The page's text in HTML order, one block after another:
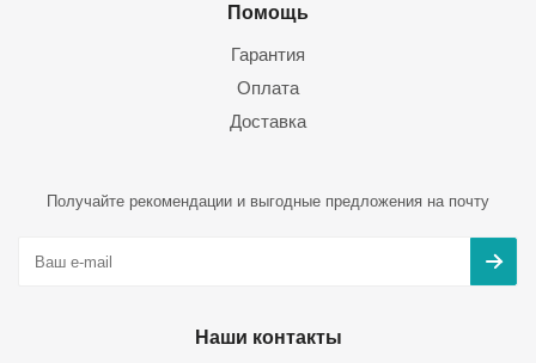
Помощь
Гарантия
Оплата
Доставка
Получайте рекомендации и выгодные предложения на почту
Наши контакты